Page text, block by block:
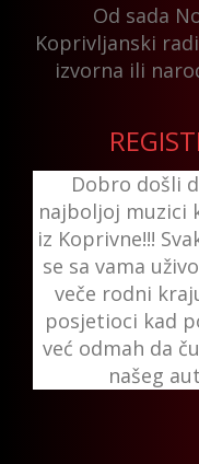
Od sada
Koprivljanski
izvorna ili
Dobro došli
najboljoj muzici
iz Koprivne!!!
se sa vama
veče rodni
posjetioci kad
već odmah da
našeg